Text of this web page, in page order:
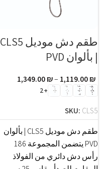
طقم دش موديل CLS5
| بألوان PVD
1,119.00₪
–
1,349.00₪
+2
SKU: CLS5
طقم دش موديل CLS5 | بألوان
PVD يتضمن المجموعة 186
رأس دش دائري من الفولاذ